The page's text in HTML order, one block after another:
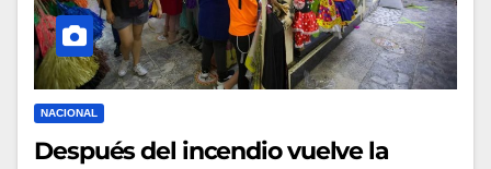
NACIONAL
Después del incendio vuelve la